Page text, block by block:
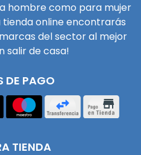
hombre como para mujer
tienda online encontrarás
del sector al mejor
salir de casa!
DE PAGO
TIENDA